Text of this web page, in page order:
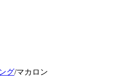
グ/マカロン